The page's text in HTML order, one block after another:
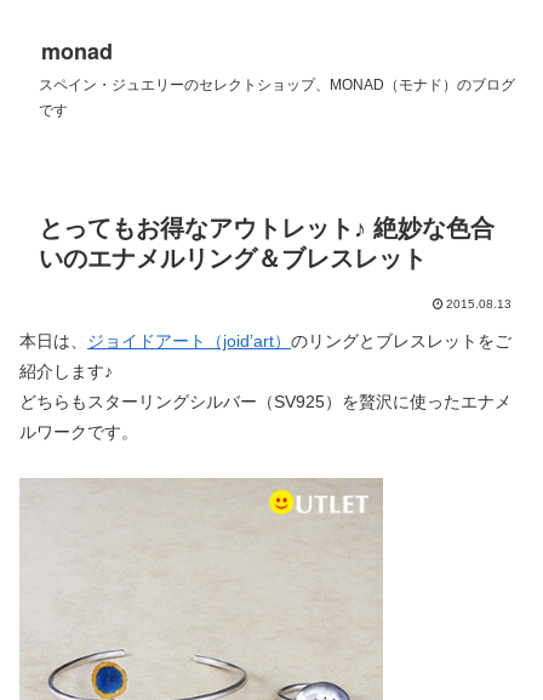
monad
スペイン・ジュエリーのセレクトショップ、MONAD（モナド）のブログ
です
とってもお得なアウトレット♪ 絶妙な色合
いのエナメルリング＆ブレスレット
2015.08.13
本日は、 ジョイドアート（joid’art） のリングとブレスレットをご
紹介します♪
どちらもスターリングシルバー（SV925）を贅沢に使ったエナメ
ルワークです。